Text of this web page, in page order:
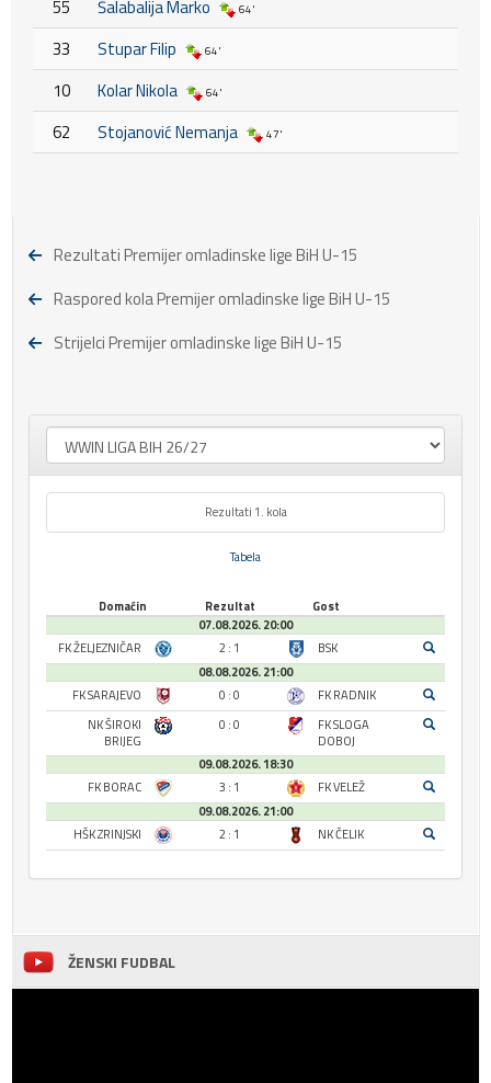
55 Šalabalija Marko 64'
33 Stupar Filip 64'
10 Kolar Nikola 64'
62 Stojanović Nemanja 47'
Rezultati Premijer omladinske lige BiH U-15
Raspored kola Premijer omladinske lige BiH U-15
Strijelci Premijer omladinske lige BiH U-15
Rezultati 1. kola
Tabela
Domaćin Rezultat
Gost
07.08.2026. 20:00
FK ŽELJEZNIČAR
2 : 1
BSK
08.08.2026. 21:00
FK SARAJEVO
0 : 0
FK RADNIK
NK ŠIROKI
BRIJEG
0 : 0
FK SLOGA
DOBOJ
09.08.2026. 18:30
FK BORAC
3 : 1
FK VELEŽ
09.08.2026. 21:00
HŠK ZRINJSKI
2 : 1 NK ČELIK
ŽENSKI FUDBAL